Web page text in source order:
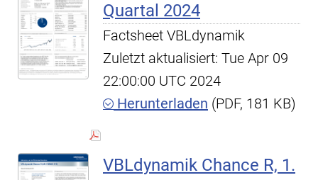
Quartal 2024
Factsheet VBLdynamik
Zuletzt aktualisiert: Tue Apr 09
22:00:00 UTC 2024
Herunterladen (PDF, 181 KB)
VBLdynamik Chance R, 1.